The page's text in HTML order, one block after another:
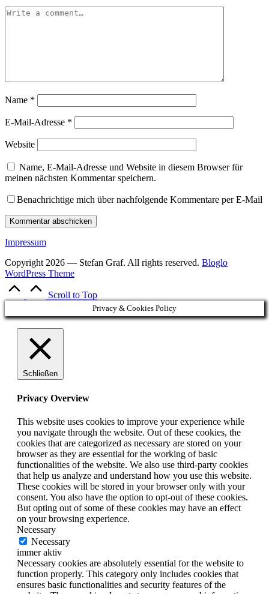
Name *
E-Mail-Adresse *
Website
Name, E-Mail-Adresse und Website in diesem Browser für
meinen nächsten Kommentar speichern.
Benachrichtige mich über nachfolgende Kommentare per E-Mail
Impressum
Copyright 2026 — Stefan Graf. All rights reserved. Bloglo
WordPress Theme
Scroll to Top
Privacy & Cookies Policy
Schließen
Privacy Overview
This website uses cookies to improve your experience while
you navigate through the website. Out of these cookies, the
cookies that are categorized as necessary are stored on your
browser as they are essential for the working of basic
functionalities of the website. We also use third-party cookies
that help us analyze and understand how you use this website.
These cookies will be stored in your browser only with your
consent. You also have the option to opt-out of these cookies.
But opting out of some of these cookies may have an effect
on your browsing experience.
Necessary
Necessary
immer aktiv
Necessary cookies are absolutely essential for the website to
function properly. This category only includes cookies that
ensures basic functionalities and security features of the